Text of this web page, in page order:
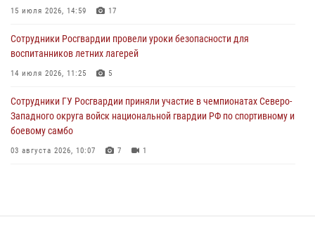
подозреваемые в мошеннических действиях
Сотрудники ГУ Росгвардии приняли участие в чемпионатах Северо-
Западного округа войск национальной гвардии РФ по спортивному и
03 августа 2026, 10:07 7 1
15 июля 2026, 14:59 17
Сотрудники Росгвардии провели уроки безопасности для
воспитанников летних лагерей
14 июля 2026, 11:25 5
Сотрудники ГУ Росгвардии приняли участие в чемпионатах Северо-
Западного округа войск национальной гвардии РФ по спортивному и
боевому самбо
03 августа 2026, 10:07 7 1